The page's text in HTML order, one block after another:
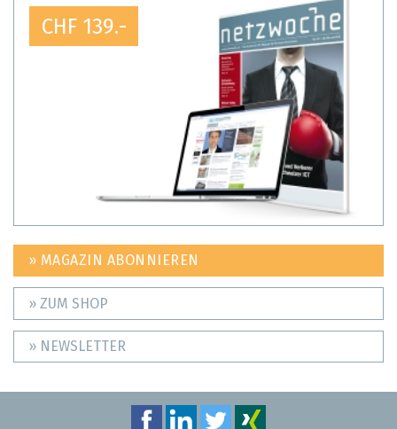
CHF 139.-
» MAGAZIN ABONNIEREN
» ZUM SHOP
» NEWSLETTER